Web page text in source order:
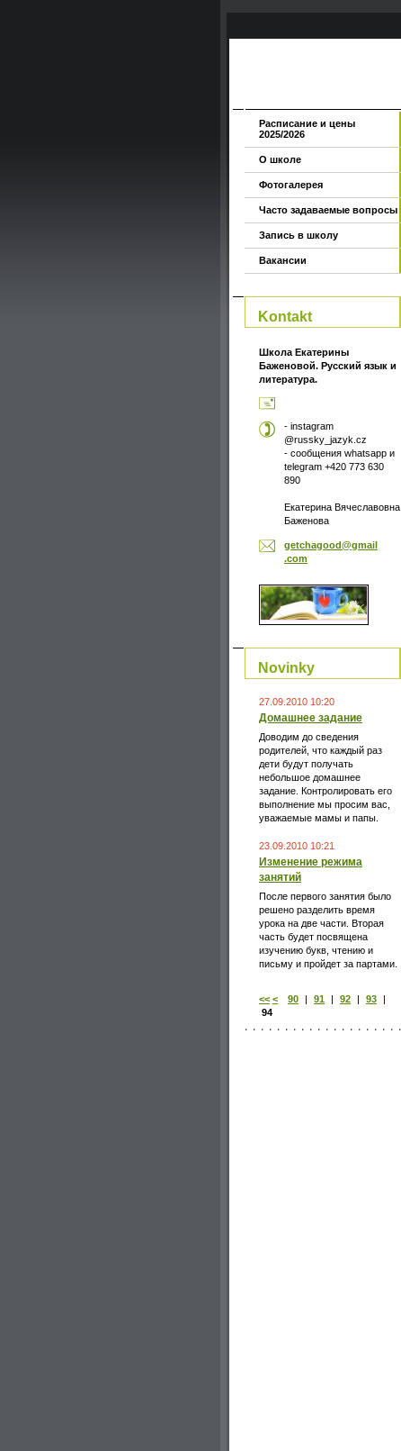
Расписание и цены
2025/2026
О школе
Фотогалерея
Часто задаваемые вопросы
Запись в школу
Вакансии
Kontakt
Школа Екатерины
Баженовой. Русский язык и
литература.
- instagram
@russky_jazyk.cz
- сообщения whatsapp и
telegram +420 773 630
890
Екатерина Вячеславовна
Баженова
getchagood@gmail
.com
Novinky
27.09.2010 10:20
Домашнее задание
Доводим до сведения
родителей, что каждый раз
дети будут получать
небольшое домашнее
задание. Контролировать его
выполнение мы просим вас,
уважаемые мамы и папы.
23.09.2010 10:21
Изменение режима
занятий
После первого занятия было
решено разделить время
урока на две части. Вторая
часть будет посвящена
изучению букв, чтению и
письму и пройдет за партами.
<< < 90 | 91 | 92 | 93
|
94